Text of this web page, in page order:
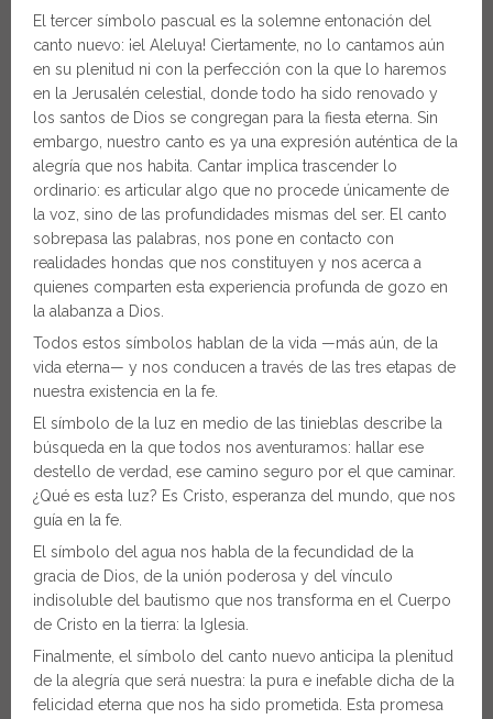
El tercer símbolo pascual es la solemne entonación del
canto nuevo: ¡el Aleluya! Ciertamente, no lo cantamos aún
en su plenitud ni con la perfección con la que lo haremos
en la Jerusalén celestial, donde todo ha sido renovado y
los santos de Dios se congregan para la fiesta eterna. Sin
embargo, nuestro canto es ya una expresión auténtica de la
alegría que nos habita. Cantar implica trascender lo
ordinario: es articular algo que no procede únicamente de
la voz, sino de las profundidades mismas del ser. El canto
sobrepasa las palabras, nos pone en contacto con
realidades hondas que nos constituyen y nos acerca a
quienes comparten esta experiencia profunda de gozo en
la alabanza a Dios.
Todos estos símbolos hablan de la vida —más aún, de la
vida eterna— y nos conducen a través de las tres etapas de
nuestra existencia en la fe.
El símbolo de la luz en medio de las tinieblas describe la
búsqueda en la que todos nos aventuramos: hallar ese
destello de verdad, ese camino seguro por el que caminar.
¿Qué es esta luz? Es Cristo, esperanza del mundo, que nos
guía en la fe.
El símbolo del agua nos habla de la fecundidad de la
gracia de Dios, de la unión poderosa y del vínculo
indisoluble del bautismo que nos transforma en el Cuerpo
de Cristo en la tierra: la Iglesia.
Finalmente, el símbolo del canto nuevo anticipa la plenitud
de la alegría que será nuestra: la pura e inefable dicha de la
felicidad eterna que nos ha sido prometida. Esta promesa